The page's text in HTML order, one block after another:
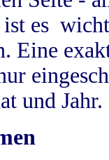
es
Eine
und Jahr.